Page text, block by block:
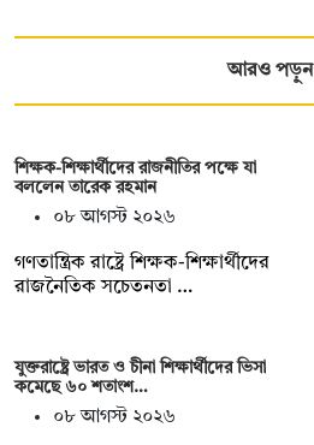
আরও পড়ুন
শিক্ষক-শিক্ষার্থীদের রাজনীতির পক্ষে যা
বললেন তারেক রহমান
০৮ আগস্ট ২০২৬
গণতান্ত্রিক রাষ্ট্রে শিক্ষক-শিক্ষার্থীদের
রাজনৈতিক সচেতনতা …
যুক্তরাষ্ট্রে ভারত ও চীনা শিক্ষার্থীদের ভিসা
কমেছে ৬০ শতাংশ…
০৮ আগস্ট ২০২৬